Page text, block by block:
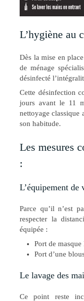
L’hygiène au
Dès la mise en
de ménage
désinfecté
Cette désinfection
jours avant le 11
nettoyage classique
son habitude.
Les mesures
:
L’équipement de
Parce qu’il n’est
respecter la
équipée :
Port de masque
Port d’une
Le lavage des
Ce point reste